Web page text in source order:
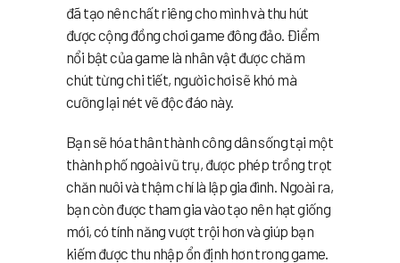
đã tạo nên chất riêng cho mình và thu hút
được cộng đồng chơi game đông đảo. Điểm
nổi bật của game là nhân vật được chăm
chút từng chi tiết, người chơi sẽ khó mà
cưỡng lại nét vẽ độc đáo này.
Bạn sẽ hóa thân thành công dân sống tại một
thành phố ngoài vũ trụ, được phép trồng trọt
chăn nuôi và thậm chí là lập gia đình. Ngoài ra,
bạn còn được tham gia vào tạo nên hạt giống
mới, có tính năng vượt trội hơn và giúp bạn
kiếm được thu nhập ổn định hơn trong game.